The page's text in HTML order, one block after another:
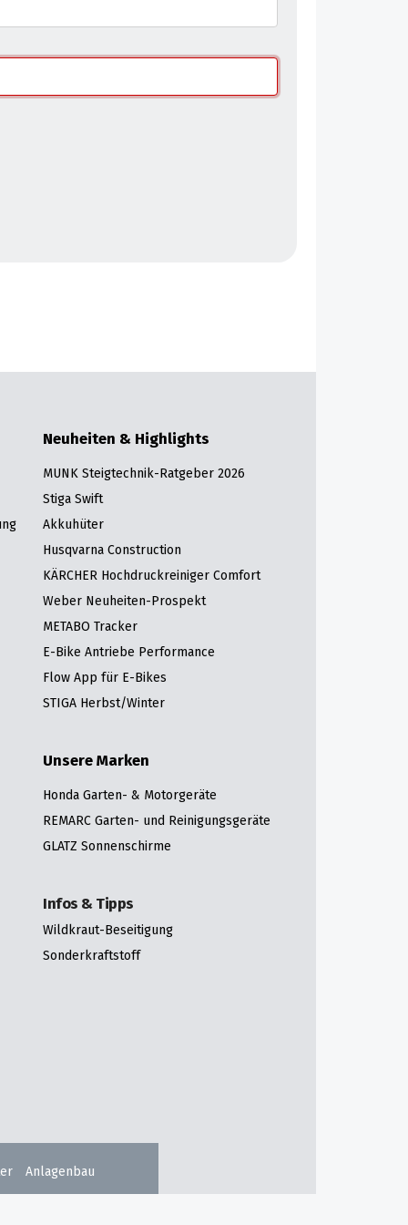
Neuheiten & Highlights
MUNK Steigtechnik-Ratgeber 2026
Stiga Swift
Akkuhüter
Husqvarna Construction
KÄRCHER Hochdruckreiniger Comfort
Weber Neuheiten-Prospekt
METABO Tracker
E-Bike Antriebe Performance
Flow App für E-Bikes
STIGA Herbst/Winter
Unsere Marken
Honda Garten- & Motorgeräte
REMARC Garten- und Reinigungsgeräte
GLATZ Sonnenschirme
Infos & Tipps
Wildkraut-Beseitigung
Sonderkraftstoff
Anlagenbau